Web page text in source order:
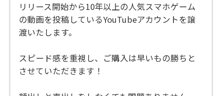
リリース開始から10年以上の人気スマホゲーム
の動画を投稿しているYouTubeアカウントを譲
渡いたします。
スピード感を重視し、ご購入は早いもの勝ちと
させていただきます！